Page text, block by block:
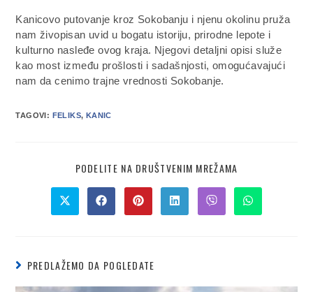
Kanicovo putovanje kroz Sokobanju i njenu okolinu pruža
nam živopisan uvid u bogatu istoriju, prirodne lepote i
kulturno nasleđe ovog kraja. Njegovi detaljni opisi služe
kao most između prošlosti i sadašnjosti, omogućavajući
nam da cenimo trajne vrednosti Sokobanje.
TAGOVI: FELIKS, KANIC
PODELITE NA DRUŠTVENIM MREŽAMA
PREDLAŽEMO DA POGLEDATE